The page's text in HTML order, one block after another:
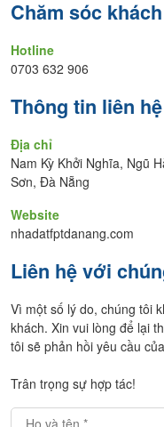
hàng
Chăm sóc
Hotline
0703 632 906
Thông tin liên hệ
Địa chỉ
Nam Kỳ Khởi Nghĩa, Ngũ
Sơn, Đà Nẵng
Website
nhadatfptdanang.com
Liên hệ với
Vì một số lý do, chúng tôi
khách. Xin vui lòng để lại
tôi sẽ phản hồi yêu cầu
Trân trọng sự hợp tác!